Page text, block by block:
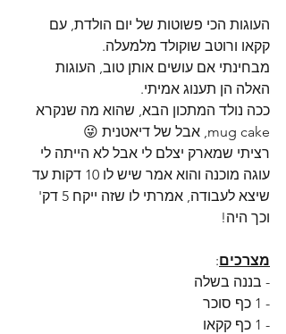
העוגות הכי פשוטות של יום הולדת, עם
קקאו ורוטב שוקולד מלמעלה.
מבחינתי אם עושים אותן טוב, העוגות
האלה הן תענוג אמיתי.
ככה נולד המתכון הבא, שהוא מה שנקרא
mug cake, אבל של דיאטנית 😜
רציתי שמארק יצלם לי אבל לא הייתה לי
עוגה מוכנה והוא אמר שיש לו 10 דקות עד
שיצא לעבודה, אמרתי לו שזה ייקח 5 דק'
וכך היה!
מצרכים:
- בננה בשלה
- 1 כף סוכר
- 1 כף קקאו